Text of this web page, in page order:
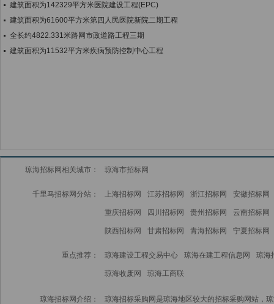
建筑面积为142329平方米医院建设工程(EPC)
建筑面积为61600平方米第四人民医院新院二期工程
全长约4822.331米路网市政道路工程三期
建筑面积为11532平方米疾病预防控制中心工程
琼海招标网相关城市： 琼海市招标网
千里马招标网分站： 上海招标网 江苏招标网 浙江招标网 安徽招标网
重庆招标网 四川招标网 贵州招标网 云南招标网
陕西招标网 甘肃招标网 青海招标网 宁夏招标网
重点推荐： 琼海建设工程交易中心 琼海在建工程信息网 琼海
琼海收废网 琼海工商联
琼海招标网介绍：
琼海招标采购网是琼海地区较大的招标采购网站，